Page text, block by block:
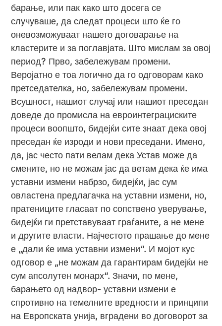
барање, или пак како што досега се
случуваше, да следат процеси што ќе го
оневозможуваат нашето договарање на
кластерите и за поглавјата. Што мислам за овој
период? Прво, забележувам промени.
Веројатно е тоа логично да го одговорам како
претседателка, но, забележувам промени.
Всушност, нашиот случај или нашиот преседан
доведе до промисла на евроинтеграциските
процеси воопшто, бидејќи сите знаат дека овој
преседан ќе изроди и нови преседани. Имено,
да, јас често пати велам дека Устав може да
смените, но не можам јас да ветам дека ќе има
уставни измени набрзо, бидејќи, јас сум
овластена предлагачка на уставни измени, но,
пратениците гласаат по сопствено уверување,
бидејќи ги претставуваат граѓаните, а не мене
и другите власти. Најчестото прашање до мене
е „дали ќе има уставни измени“. И мојот кус
одговор е „не можам да гарантирам бидејќи не
сум апсолутен монарх“. Значи, по мене,
барањето од надвор- уставни измени е
спротивно на темелните вредности и принципи
на Европската унија, вградени во договорот за